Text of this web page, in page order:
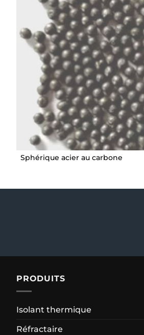
Sphérique acier au carbone
PRODUITS
Isolant thermique
Réfractaire